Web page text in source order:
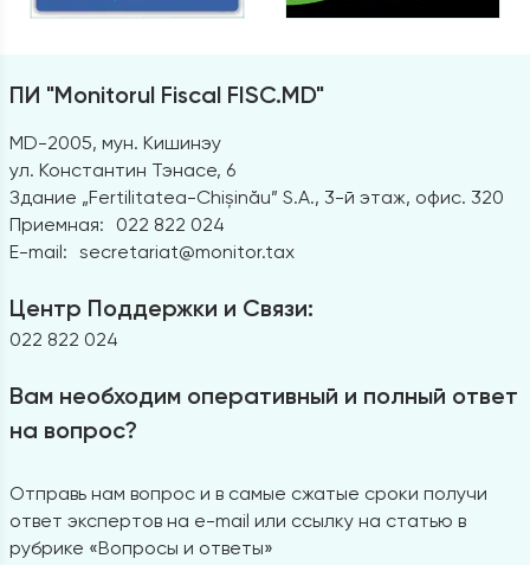
ПИ "Monitorul Fiscal FISC.MD"
MD-2005, мун. Кишинэу
ул. Константин Тэнасе, 6
Здание „Fertilitatea-Chișinău” S.A., 3-й этаж, офис. 320
Приемная:
022 822 024
E-mail: secretariat@monitor.tax
Центр Поддержки и Связи:
022 822 024
Вам необходим оперативный и полный ответ
на вопрос?
Отправь нам вопрос и в самые сжатые сроки получи
ответ экспертов на e-mail или ссылку на статью в
рубрике «Вопросы и ответы»